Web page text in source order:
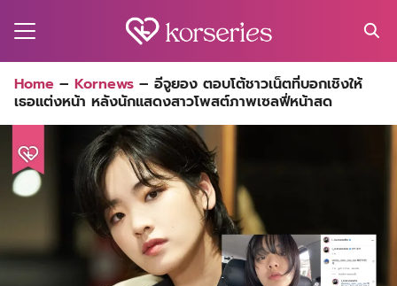
for:
Home – Kornews – อีจูยอง ตอบโต้ชาวเน็ตที่บอกเชิงให้
เธอแต่งหน้า หลังนักแสดงสาวโพสต์ภาพเซลฟี่หน้าสด